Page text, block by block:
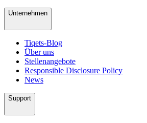
Unternehmen
Tiqets-Blog
Über uns
Stellenangebote
Responsible Disclosure Policy
News
Support